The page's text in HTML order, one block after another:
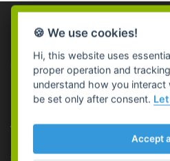
ocelové, lité
autodoplňky.
pneuservisní prácea
🍪 We use cookies!
Hi, this website uses
proper operation and
understand how you
be set only after consent.
Accept